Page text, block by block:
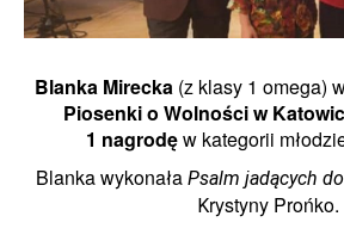
Blanka Mirecka(z klasy 1 omega)
Piosenki o Wolności w
1 nagrodęw kategorii
Blanka wykonała Psalm jadących
Krystyny Prońko.